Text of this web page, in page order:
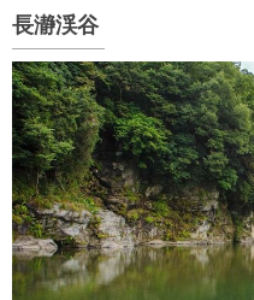
長瀞渓谷